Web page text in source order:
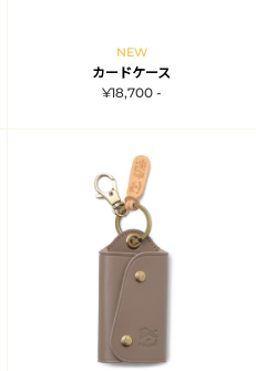
NEW
カードケース
¥18,700 -